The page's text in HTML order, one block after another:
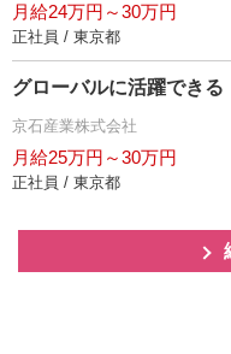
月給24万円～30万円
正社員 / 東京都
グローバルに活躍できる
京石産業株式会社
月給25万円～30万円
正社員 / 東京都